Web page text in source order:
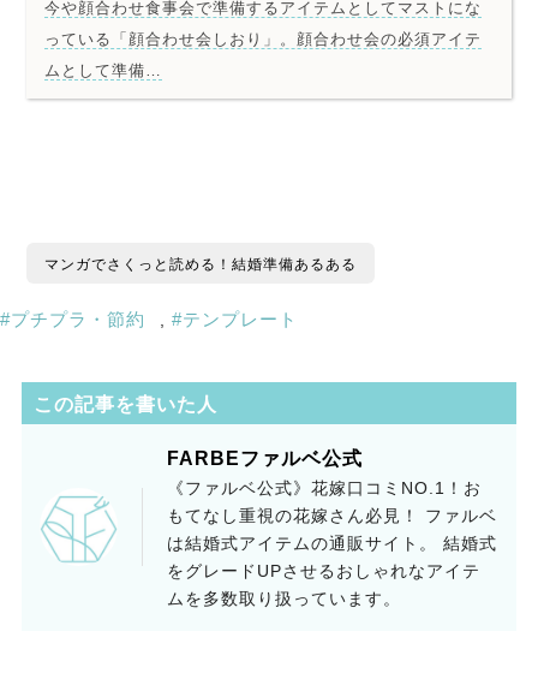
今や顔合わせ食事会で準備するアイテムとしてマストにな
っている「顔合わせ会しおり」。顔合わせ会の必須アイテ
ムとして準備…
マンガでさくっと読める！結婚準備あるある
プチプラ・節約 テンプレート
この記事を書いた人
FARBEファルベ公式
《ファルベ公式》花嫁口コミNO.1！お
もてなし重視の花嫁さん必見！ ファルベ
は結婚式アイテムの通販サイト。 結婚式
をグレードUPさせるおしゃれなアイテ
ムを多数取り扱っています。